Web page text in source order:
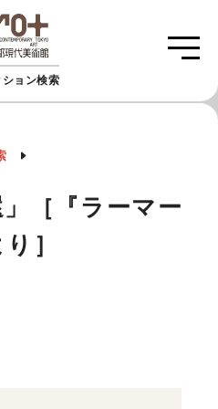
ョン検索
」［『ラーマー
］